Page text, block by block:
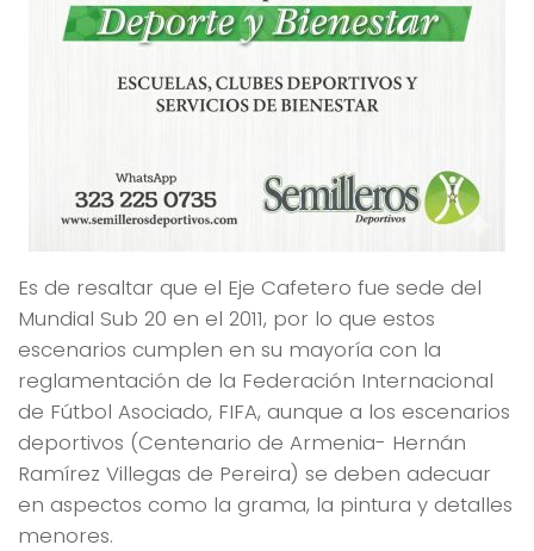
Es de resaltar que el Eje Cafetero fue sede del
Mundial Sub 20 en el 2011, por lo que estos
escenarios cumplen en su mayoría con la
reglamentación de la Federación Internacional
de Fútbol Asociado, FIFA, aunque a los escenarios
deportivos (Centenario de Armenia- Hernán
Ramírez Villegas de Pereira) se deben adecuar
en aspectos como la grama, la pintura y detalles
menores.